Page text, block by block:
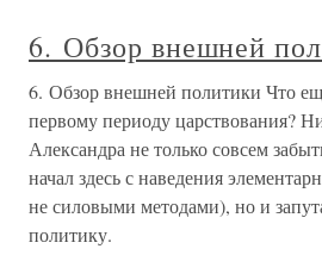
6. Обзор внешней
6. Обзор внешней политики Что
первому периоду царствования?
Александра не только совсем
начал здесь с наведения
не силовыми методами), но и
политику.